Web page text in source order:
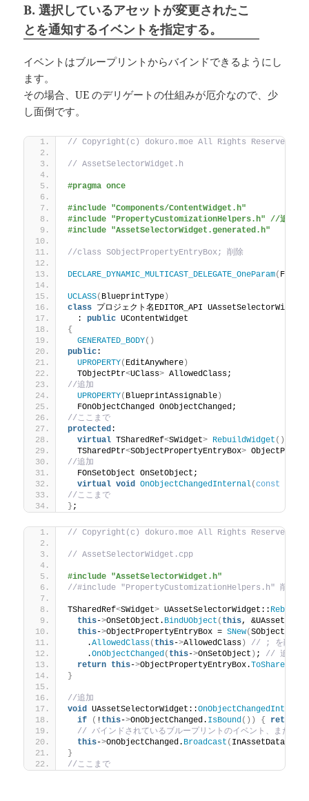
B. 選択しているアセットが変更されたこ
とを通知するイベントを指定する。
イベントはブループリントからバインドできるようにし
ます。
その場合、UE のデリゲートの仕組みが厄介なので、少
し面倒です。
// Copyright(c) dokuro.moe All Rights Reserved.
// AssetSelectorWidget.h
#pragma once
#include "Components/ContentWidget.h"
#include "PropertyCustomizationHelpers.h" //追加
#include "AssetSelectorWidget.generated.h"
//class SObjectPropertyEntryBox; 削除
DECLARE_DYNAMIC_MULTICAST_DELEGATE_OneParam(
UCLASS( BlueprintType )
class プロジェクト名EDITOR_API UAssetSelectorWidget
  :
public UContentWidget
{
GENERATED_BODY()
public:
UPROPERTY( EditAnywhere )
  TObjectPtr
<UClass> AllowedClass;
//追加
UPROPERTY( BlueprintAssignable )
  FOnObjectChanged OnObjectChanged;
//ここまで
protected:
virtual TSharedRef<SWidget> RebuildWidget ()
  TSharedPtr
<SObjectPropertyEntryBox>
//追加
  FOnSetObject OnSetObject;
virtual void OnObjectChangedInternal(const
//ここまで
} ;
// Copyright(c) dokuro.moe All Rights Reserved.
// AssetSelectorWidget.cpp
#include "AssetSelectorWidget.h"
//#include "PropertyCustomizationHelpers.h" 削除
TSharedRef<SWidget> UAssetSelectorWidget::
this->OnSetObject. BindUObject ( this,
this->ObjectPropertyEntryBox = SNew(
    .
AllowedClass( this->AllowedClass )
// ; を削除
    .
OnObjectChanged( this->OnSetObject ) ; // 追加
return this->ObjectPropertyEntryBox.ToSharedRef
}
//追加
void UAssetSelectorWidget::OnObjectChangedInternal
if
( ! this->OnObjectChanged. IsBound()) { return
// バインドされているブループリントのイベント、または
this->OnObjectChanged. Broadcast ( InAssetData
}
//ここまで